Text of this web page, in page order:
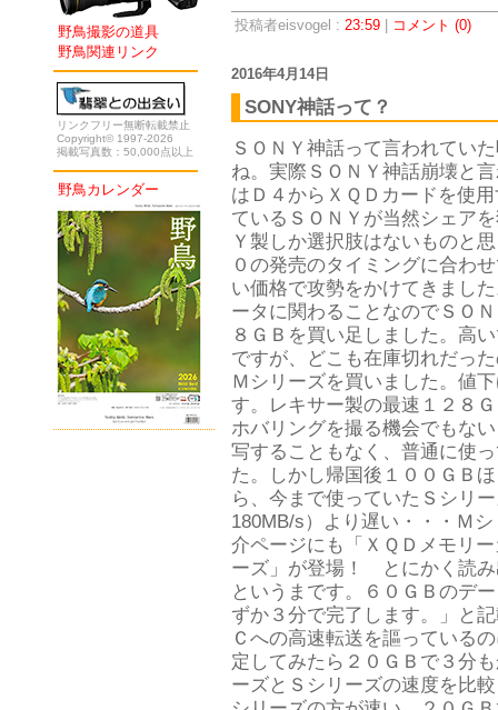
野鳥撮影の道具
野鳥関連リンク
リンクフリー無断転載禁止
Copyright© 1997-2026
掲載写真数：50,000点以上
野鳥カレンダー
投稿者eisvogel : 23:59| コメント (0)
2016年4月14日
SONY神話って？
ＳＯＮＹ神話って言われてい
ね。実際ＳＯＮＹ神話崩壊と
はＤ４からＸＱＤカードを使
ているＳＯＮＹが当然シェア
Ｙ製しか選択肢はないものと
０の発売のタイミングに合わ
い価格で攻勢をかけてきまし
ータに関わることなのでＳＯ
８ＧＢを買い足しました。高
ですが、どこも在庫切れだっ
Ｍシリーズを買いました。値
す。レキサー製の最速１２８
ホバリングを撮る機会でもな
写することもなく、普通に使
た。しかし帰国後１００ＧＢ
ら、今まで使っていたＳシリ
180MB/s）より遅い・・・Ｍ
介ページにも「ＸＱＤメモリ
ーズ」が登場！ とにかく読
というまです。６０ＧＢのデ
ずか３分で完了します。」と
Ｃへの高速転送を謳っている
定してみたら２０ＧＢで３分
ーズとＳシリーズの速度を比